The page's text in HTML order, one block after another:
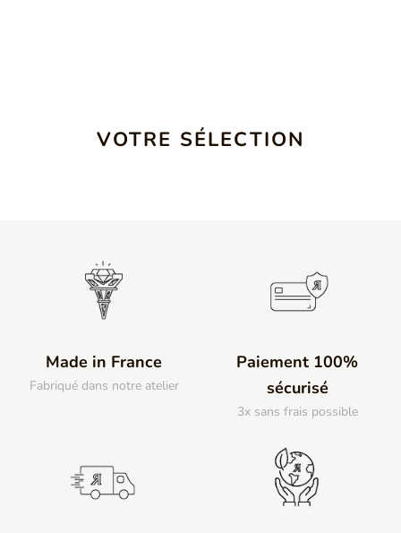
VOTRE SÉLECTION
Made in France
Fabriqué dans notre atelier
Paiement 100%
sécurisé
3x sans frais possible